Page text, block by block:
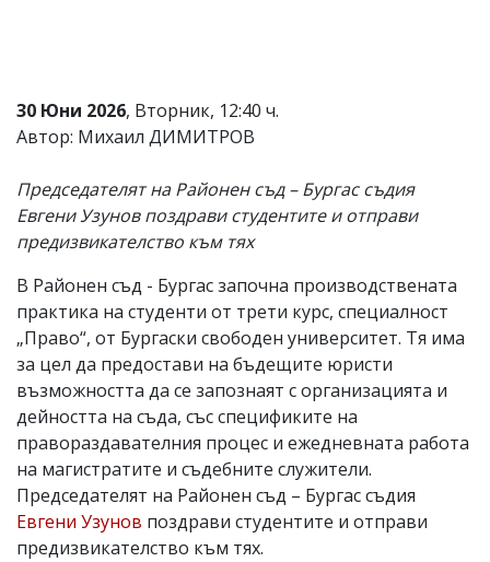
въвеждат
от
читателите
редакцията
не
носи
отговорност
тях!
откриете
обиден
за
коментар,
моля
сигнализирайте
ни!
30 Юни 2026, Вторник, 12:40 ч.
Автор: Михаил ДИМИТРОВ
Председателят на Районен съд – Бургас съдия
Евгени Узунов поздрави студентите и отправи
предизвикателство към тях
В Районен съд - Бургас започна производствената
практика на студенти от трети курс, специалност
„Право“, от Бургаски свободен университет. Тя има
за цел да предостави на бъдещите юристи
възможността да се запознаят с организацията и
дейността на съда, със спецификите на
правораздавателния процес и ежедневната работа
на магистратите и съдебните служители.
Председателят на Районен съд – Бургас съдия
Евгени Узунов поздрави студентите и отправи
предизвикателство към тях.